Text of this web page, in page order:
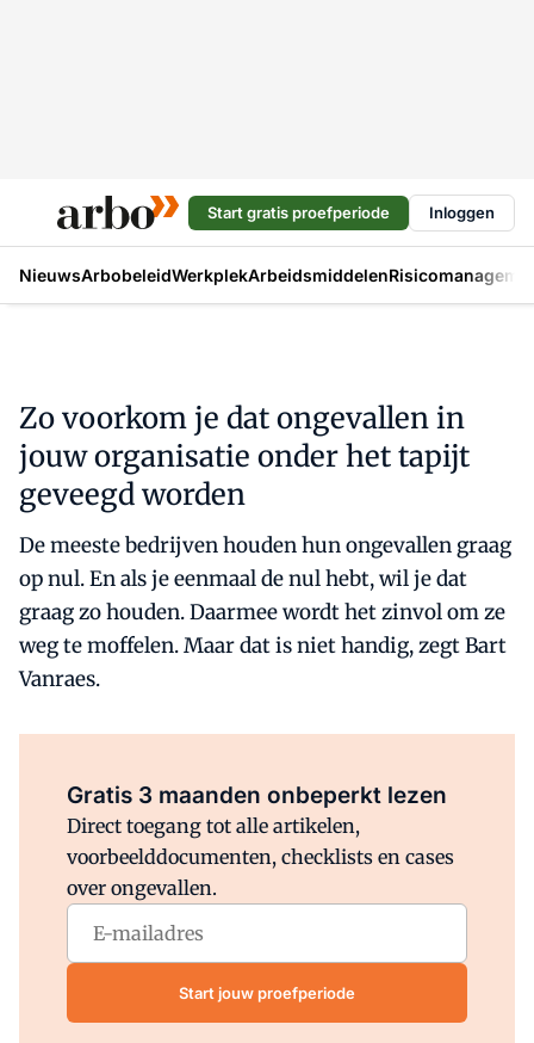
Start gratis proefperiode Inloggen
NieuwsArbobeleidWerkplekArbeidsmiddelen
Zo voorkom je dat ongevallen in
jouw organisatie onder het tapijt
geveegd worden
De meeste bedrijven houden hun ongevallen graag
op nul. En als je eenmaal de nul hebt, wil je dat
graag zo houden. Daarmee wordt het zinvol om ze
weg te moffelen. Maar dat is niet handig, zegt Bart
Vanraes.
Gratis 3 maanden onbeperkt lezen
Direct toegang tot alle artikelen,
voorbeelddocumenten, checklists en cases
over ongevallen.
Start jouw proefperiode